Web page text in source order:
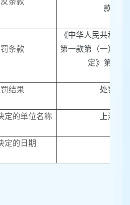
款，第
条款
《中华人民共和国
第一款第（一）项
定》第十
结果 处罚款
定的单位名称 上海市
定的日期